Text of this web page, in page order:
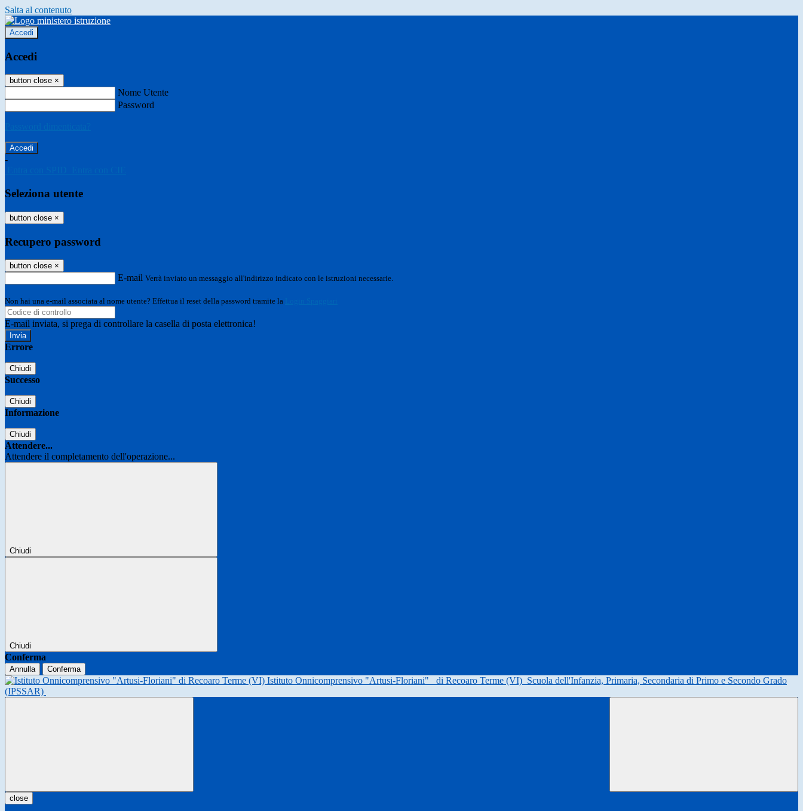
Salta al contenuto
Accedi
Accedi
button close ×
Nome Utente
Password
-
Seleziona utente
button close ×
Recupero password
button close ×
E-mail Verrà inviato un messaggio all'indirizzo indicato con le istruzioni necessarie.
Non hai una e-mail associata al nome utente? Effettua il reset della password tramite la
E-mail inviata, si prega di controllare la casella di posta elettronica!
Errore
Chiudi
Successo
Chiudi
Informazione
Chiudi
Attendere...
Attendere il completamento dell'operazione...
Chiudi
Chiudi
Conferma
Annulla Conferma
Istituto Onnicomprensivo "Artusi-Floriani" di Recoaro Terme (VI) Scuola dell'Infanzia, Primaria, Secondaria di Primo e Secondo Grado
(IPSSAR)
close